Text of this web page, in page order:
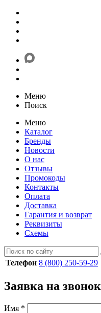
Меню
Поиск
Меню
Каталог
Бренды
Новости
О нас
Отзывы
Промокоды
Контакты
Оплата
Доставка
Гарантия и возврат
Реквизиты
Схемы
Телефон 8 (800) 250-59-29
Заявка на звонок
Имя *